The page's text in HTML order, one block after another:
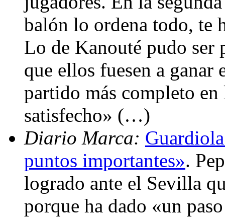
balón lo ordena todo, te
Lo de Kanouté pudo ser
que ellos fuesen a
partido más completo
satisfecho» (…)
Diario Marca:
puntos importantes».
logrado ante el Sevilla
porque ha dado «un